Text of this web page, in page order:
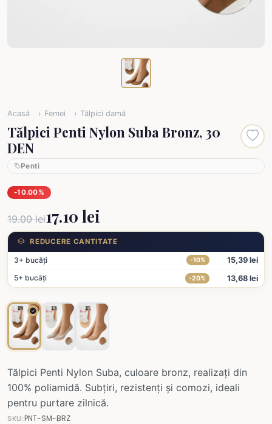
Acasă Femei Tălpici damă
Tălpici Penti Nylon Suba Bronz, 30
DEN
Penti
-10.00%
19.00 lei17.10 lei
REDUCERE CANTITATE
3+ bucăți -10%
15,39 lei
5+ bucăți
-20% 13,68 lei
Tălpici Penti Nylon Suba, culoare bronz, realizați din
100% poliamidă. Subțiri, rezistenți și comozi, ideali
pentru purtare zilnică.
SKU:PNT-SM-BRZ